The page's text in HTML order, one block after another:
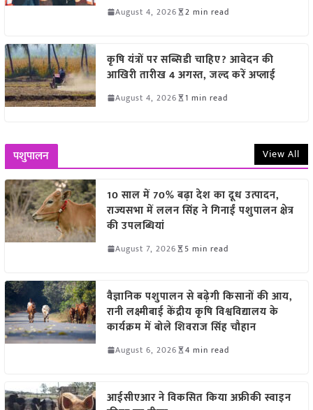
August 4, 2026 2 min read
कृषि यंत्रों पर सब्सिडी चाहिए? आवेदन की
आखिरी तारीख 4 अगस्त, जल्द करें अप्लाई
August 4, 2026 1 min read
पशुपालन View All
10 साल में 70% बढ़ा देश का दूध उत्पादन,
राज्यसभा में ललन सिंह ने गिनाईं पशुपालन क्षेत्र
की उपलब्धियां
August 7, 2026 5 min read
वैज्ञानिक पशुपालन से बढ़ेगी किसानों की आय,
रानी लक्ष्मीबाई केंद्रीय कृषि विश्वविद्यालय के
कार्यक्रम में बोले शिवराज सिंह चौहान
August 6, 2026 4 min read
आईसीएआर ने विकसित किया अफ्रीकी स्वाइन